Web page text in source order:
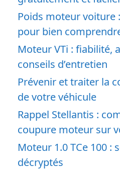
Poids moteur voiture
pour bien
Moteur VTi : fiabilité,
conseils d’entretien
Prévenir et traiter la
de votre véhicule
Rappel Stellantis :
coupure moteur sur
Moteur 1.0 TCe 100 :
décryptés